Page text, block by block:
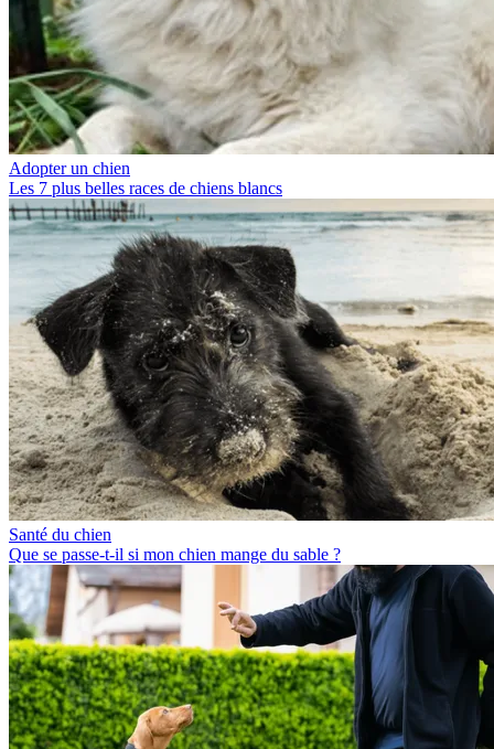
Adopter un chien
Les 7 plus belles races de chiens blancs
Santé du chien
Que se passe-t-il si mon chien mange du sable ?